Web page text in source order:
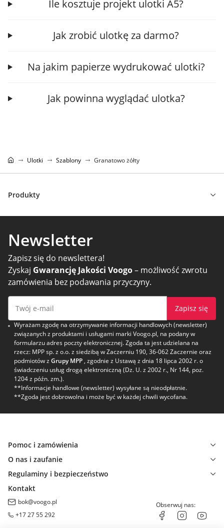
Ile kosztuje projekt ulotki A5?
Jak zrobić ulotkę za darmo?
Na jakim papierze wydrukować ulotki?
Jak powinna wyglądać ulotka?
Ulotki Szablony Granatowo żółty
Produkty
Newsletter
Zapisz się do newslettera!
Zyskaj Gwarancję Jakości Voogo– możliwość zwrotu
zamówienia bez podawania przyczyny.
Zapisz się
Wyrażam zgodę na otrzymywanie informacji handlowych (newsletter)
związanych z produktami i usługami marki Voogo.pl, na podany w
formularzu adres poczty elektronicznej. Zgoda ta jest udzielana na
rzecz: MPP sp. z o.o. z siedzibą w Zaczerniu 190, 36-062 Zaczernie oraz
podmiotów z Grupy MPP , zgodnie z Ustawą z dnia 18 lipca 2002 r. o
świadczeniu usług drogą elektroniczną (Dz. U. z 2002 r., Nr 144, poz.
1204 z późn. zm.).
**Informacje handlowe (newsletter) wysyłane są nieodpłatnie.
**Zgoda jest dobrowolna i może być w każdej chwili wycofana.
Pomoc i zamówienia
O nas i zaufanie
Regulaminy i bezpieczeństwo
Kontakt
bok@voogo.pl
+17 27 55 292
Obserwuj nas: